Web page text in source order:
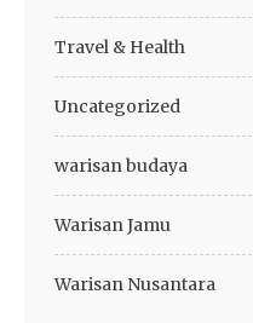
Travel & Health
Uncategorized
warisan budaya
Warisan Jamu
Warisan Nusantara